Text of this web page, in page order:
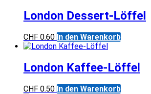
London Dessert-Löffel
CHF 0.60 In den Warenkorb
London Kaffee-Löffel
CHF 0.50 In den Warenkorb